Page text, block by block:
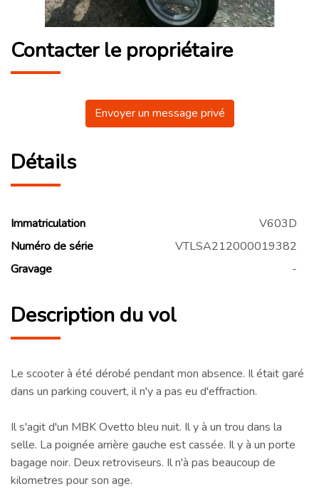
Contacter le propriétaire
Envoyer un message privé
Détails
Immatriculation
V603D
Numéro de série
VTLSA212000019382
Gravage
-
Description du vol
Le scooter à été dérobé pendant mon absence. Il était garé
dans un parking couvert, il n'y a pas eu d'effraction.
Il s'agit d'un MBK Ovetto bleu nuit. Il y à un trou dans la
selle. La poignée arrière gauche est cassée. Il y à un porte
bagage noir. Deux retroviseurs. Il n'à pas beaucoup de
kilometres pour son age.